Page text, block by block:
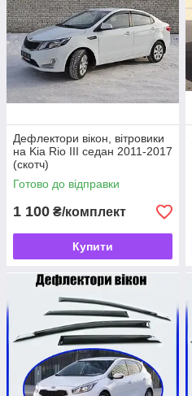
Дефлектори вікон, вітровики
на Kia Rio III седан 2011-2017
(скотч)
Готово до відправки
1 100 ₴/комплект
Купити